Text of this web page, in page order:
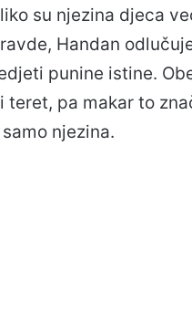
su njezina djeca
Handan
punine istine.
teret, pa makar to
njezina.